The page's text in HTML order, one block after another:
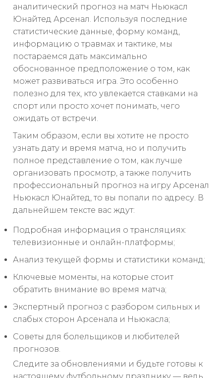
аналитический прогноз на матч Ньюкасл
Юнайтед Арсенал. Используя последние
статистические данные, форму команд,
информацию о травмах и тактике, мы
постараемся дать максимально
обоснованное предположение о том, как
может развиваться игра. Это особенно
полезно для тех, кто увлекается ставками на
спорт или просто хочет понимать, чего
ожидать от встречи.
Таким образом, если вы хотите не просто
узнать дату и время матча, но и получить
полное представление о том, как лучше
организовать просмотр, а также получить
профессиональный прогноз на игру Арсенал
Ньюкасл Юнайтед, то вы попали по адресу. В
дальнейшем тексте вас ждут:
Подробная информация о трансляциях:
телевизионные и онлайн-платформы;
Анализ текущей формы и статистики команд;
Ключевые моменты, на которые стоит
обратить внимание во время матча;
Экспертный прогноз с разбором сильных и
слабых сторон Арсенала и Ньюкасла;
Советы для болельщиков и любителей
прогнозов.
Следите за обновлениями и будьте готовы к